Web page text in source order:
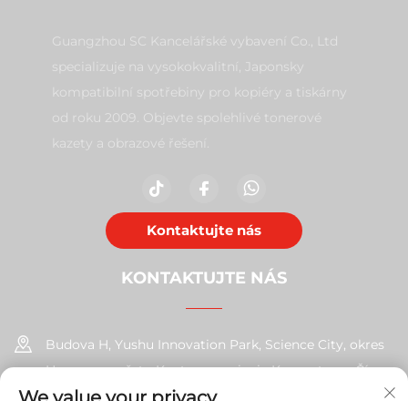
Guangzhou SC Kancelářské vybavení Co., Ltd
specializuje na vysokokvalitní, Japonsky
kompatibilní spotřebiny pro kopiéry a tiskárny
od roku 2009. Objevte spolehlivé tonerové
kazety a obrazové řešení.
Kontaktujte nás
KONTAKTUJTE NÁS
Budova H, Yushu Innovation Park, Science City, okres
Huangpu, město Kanton, provincie Kuang-tung, Čína